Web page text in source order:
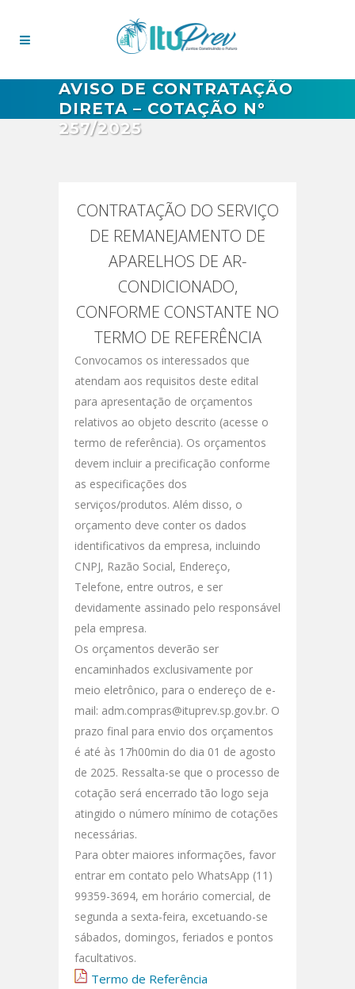
AVISO DE CONTRATAÇÃO
DIRETA – COTAÇÃO N°
257/2025
CONTRATAÇÃO DO SERVIÇO
DE REMANEJAMENTO DE
APARELHOS DE AR-
CONDICIONADO,
CONFORME CONSTANTE NO
TERMO DE REFERÊNCIA
Convocamos os interessados que
atendam aos requisitos deste edital
para apresentação de orçamentos
relativos ao objeto descrito (acesse o
termo de referência). Os orçamentos
devem incluir a precificação conforme
as especificações dos
serviços/produtos. Além disso, o
orçamento deve conter os dados
identificativos da empresa, incluindo
CNPJ, Razão Social, Endereço,
Telefone, entre outros, e ser
devidamente assinado pelo responsável
pela empresa.
Os orçamentos deverão ser
encaminhados exclusivamente por
meio eletrônico, para o endereço de e-
mail: adm.compras@ituprev.sp.gov.br. O
prazo final para envio dos orçamentos
é até às 17h00min do dia 01 de agosto
de 2025. Ressalta-se que o processo de
cotação será encerrado tão logo seja
atingido o número mínimo de cotações
necessárias.
Para obter maiores informações, favor
entrar em contato pelo WhatsApp (11)
99359-3694, em horário comercial, de
segunda a sexta-feira, excetuando-se
sábados, domingos, feriados e pontos
facultativos.
Termo de Referência